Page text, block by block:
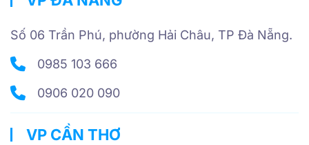
Số 06 Trần Phú, phường Hải Châu, TP Đà Nẵng.
0985 103 666
0906 020 090
VP CẦN THƠ